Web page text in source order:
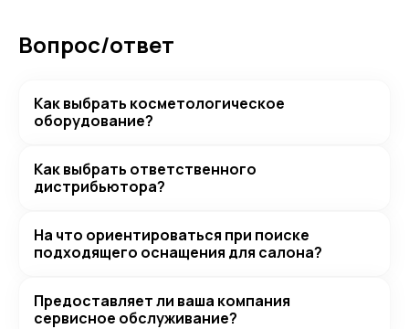
Вопрос/ответ
Как выбрать косметологическое
оборудование?
Как выбрать ответственного
дистрибьютора?
На что ориентироваться при поиске
подходящего оснащения для салона?
Предоставляет ли ваша компания
сервисное обслуживание?